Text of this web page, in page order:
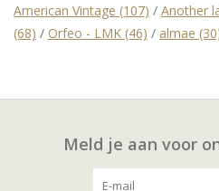
BESTSELLERS
American Vintage (107) / Another
(68) / Orfeo - LMK (46) / almae
Meld je aan voor